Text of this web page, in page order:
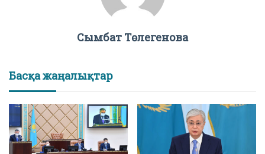
Сымбат Төлегенова
Басқа жаңалықтар